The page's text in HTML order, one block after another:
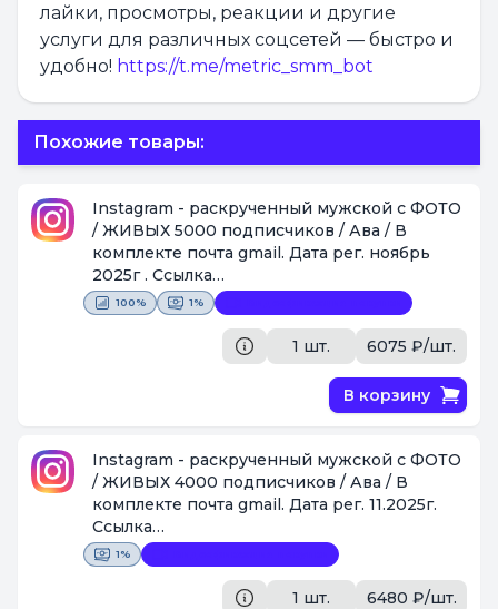
лайки, просмотры, реакции и другие
услуги для различных соцсетей — быстро и
удобно! https://t.me/metric_smm_bot
Похожие товары:
Instagram - раскрученный мужской с ФОТО
/ ЖИВЫХ 5000 подписчиков / Ава / В
комплекте почта gmail. Дата рег. ноябрь
2025г . Ссылка
https://www.instagram.com/oleg_bazuev
[Поставщик #1087]
100% 1%
1 шт. 6075 ₽/шт.
В корзину
Instagram - раскрученный мужской с ФОТО
/ ЖИВЫХ 4000 подписчиков / Ава / В
комплекте почта gmail. Дата рег. 11.2025г.
Ссылка
https://www.instagram.com/vlad_krizhanov
[Поставщик #1087]
1%
1 шт. 6480 ₽/шт.